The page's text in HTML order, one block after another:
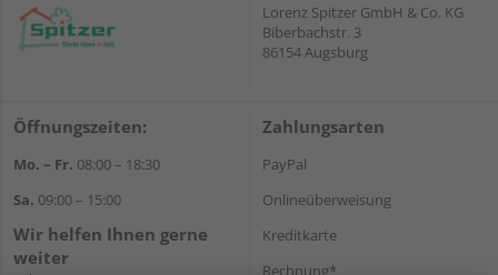
Lorenz Spitzer GmbH & Co. KG
Biberbachstr. 3
86154 Augsburg
Öffnungszeiten:
Mo. – Fr. 08:00 – 18:30
Sa. 09:00 – 15:00
Wir helfen Ihnen gerne
weiter
Zahlungsarten
PayPal
Onlineüberweisung
Kreditkarte